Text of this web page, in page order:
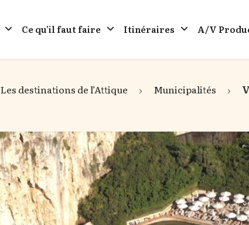
Ce qu’il faut faire Itinéraires A/V
Les destinations de l’Attique Municipalités